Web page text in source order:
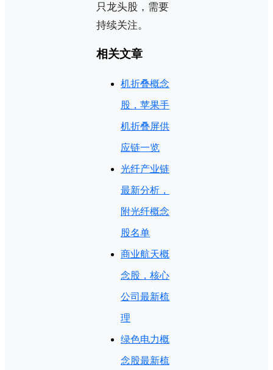
只龙头股，需要
持续关注。
相关文章
机折叠概念
股，苹果手
机折叠屏供
应链一览
光纤产业链
最新分析，
附光纤概念
股名单
商业航天概
念股，核心
公司最新梳
理
绿色电力概
念股最新梳